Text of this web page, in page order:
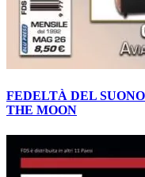
FEDELTÀ DEL
THE MOON